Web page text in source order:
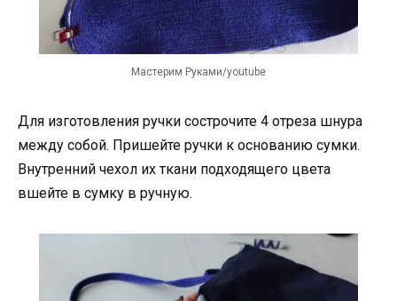
Мастерим Руками/youtube
Для изготовления ручки сострочите 4 отреза шнура
между собой. Пришейте ручки к основанию сумки.
Внутренний чехол их ткани подходящего цвета
вшейте в сумку в ручную.